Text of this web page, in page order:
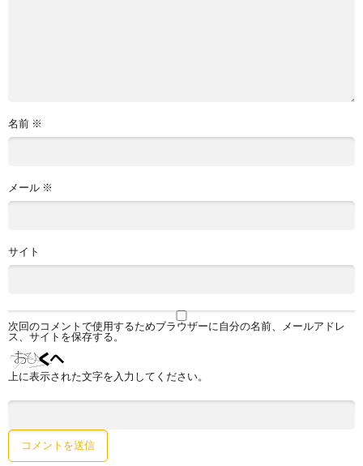
名前 ※
メール ※
サイト
次回のコメントで使用するためブラウザーに自分の名前、メールアドレ
ス、サイトを保存する。
上に表示された文字を入力してください。